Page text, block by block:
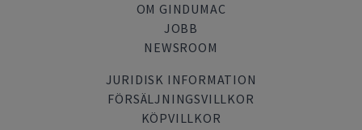
OM GINDUMAC
JOBB
NEWSROOM
JURIDISK INFORMATION
FÖRSÄLJNINGSVILLKOR
KÖPVILLKOR